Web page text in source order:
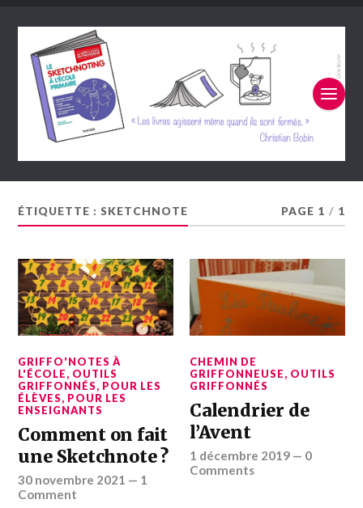
ÉTIQUETTE : SKETCHNOTE PAGE 1 / 1
GRIFFO'NOTES À
L'ÉCOLE, OUTILS
GRIFFONNÉS, POUR LES
ÉLÈVES, POUR LES
ENSEIGNANTS
Comment on fait
une Sketchnote ?
30 novembre 2021 — 1
Comment
CHEMIN DE
GRIFFONNEUSE, OUTILS
GRIFFONNÉS
Calendrier de
l’Avent
1 décembre 2019 — 0
Comments